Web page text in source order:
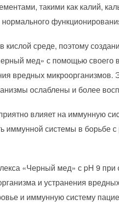
такими как калий,
среде, поэтому
мед» с помощью своего
вредных микроорганизмов.
ослаблены и более
влияет на иммунную
иммунной системы в борьбе
«Черный мед» с pH 9 при
и устранения
и иммунную систему